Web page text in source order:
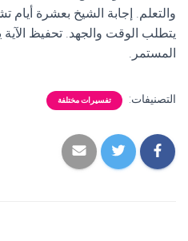
والتعلم. إجابة الشيخ بعشرة أيام
يتطلب الوقت والجهد. تحفيظ الآية
المستمر.
التصنيفات: تفسيرات مختلفة